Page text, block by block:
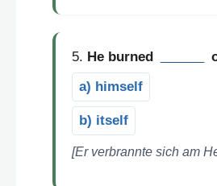
5. He burned
a) himself
b) itself
[Er verbrannte sich am